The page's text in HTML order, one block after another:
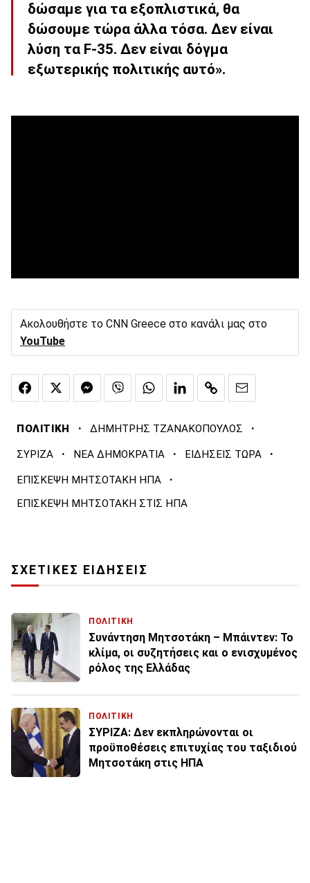
δώσαμε για τα εξοπλιστικά, θα
δώσουμε τώρα άλλα τόσα. Δεν είναι
λύση τα F-35. Δεν είναι δόγμα
εξωτερικής πολιτικής αυτό».
Ακολουθήστε το CNN Greece στο κανάλι μας στο
YouTube
ΠΟΛΙΤΙΚΗ · ΔΗΜΗΤΡΗΣ ΤΖΑΝΑΚΟΠΟΥΛΟΣ ·
ΣΥΡΙΖΑ · ΝΕΑ ΔΗΜΟΚΡΑΤΙΑ · ΕΙΔΗΣΕΙΣ ΤΩΡΑ ·
ΕΠΙΣΚΕΨΗ ΜΗΤΣΟΤΑΚΗ ΗΠΑ ·
ΕΠΙΣΚΕΨΗ ΜΗΤΣΟΤΑΚΗ ΣΤΙΣ ΗΠΑ
ΣΧΕΤΙΚΕΣ ΕΙΔΗΣΕΙΣ
ΠΟΛΙΤΙΚΗ
Συνάντηση Μητσοτάκη – Μπάιντεν: Το
κλίμα, οι συζητήσεις και ο ενισχυμένος
ρόλος της Ελλάδας
ΠΟΛΙΤΙΚΗ
ΣΥΡΙΖΑ: Δεν εκπληρώνονται οι
προϋποθέσεις επιτυχίας του ταξιδιού
Μητσοτάκη στις ΗΠΑ